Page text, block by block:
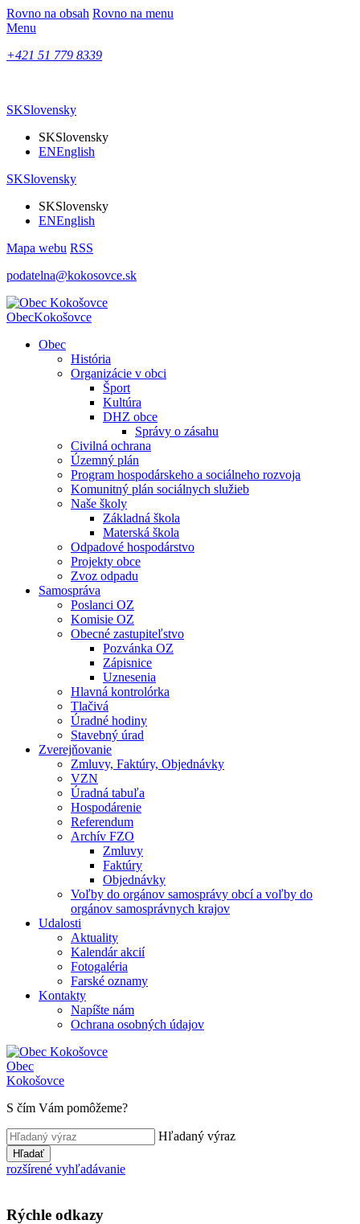
Rovno na obsah Rovno na menu
Menu
+421 51 779 8339
SKSlovensky
SKSlovensky
ENEnglish
SKSlovensky
SKSlovensky
ENEnglish
Mapa webu RSS
podatelna@kokosovce.sk
ObecKokošovce
Obec
História
Organizácie v obci
Šport
Kultúra
DHZ obce
Správy o zásahu
Civilná ochrana
Územný plán
Program hospodárskeho a sociálneho rozvoja
Komunitný plán sociálnych služieb
Naše školy
Základná škola
Materská škola
Odpadové hospodárstvo
Projekty obce
Zvoz odpadu
Samospráva
Poslanci OZ
Komisie OZ
Obecné zastupiteľstvo
Pozvánka OZ
Zápisnice
Uznesenia
Hlavná kontrolórka
Tlačivá
Úradné hodiny
Stavebný úrad
Zverejňovanie
Zmluvy, Faktúry, Objednávky
VZN
Úradná tabuľa
Hospodárenie
Referendum
Archív FZO
Zmluvy
Faktúry
Objednávky
Voľby do orgánov samosprávy obcí a voľby do
orgánov samosprávnych krajov
Udalosti
Aktuality
Kalendár akcií
Fotogaléria
Farské oznamy
Kontakty
Napíšte nám
Ochrana osobných údajov
Obec
Kokošovce
S čím Vám pomôžeme?
Hľadaný výraz
Hľadať
rozšírené vyhľadávanie
Rýchle odkazy